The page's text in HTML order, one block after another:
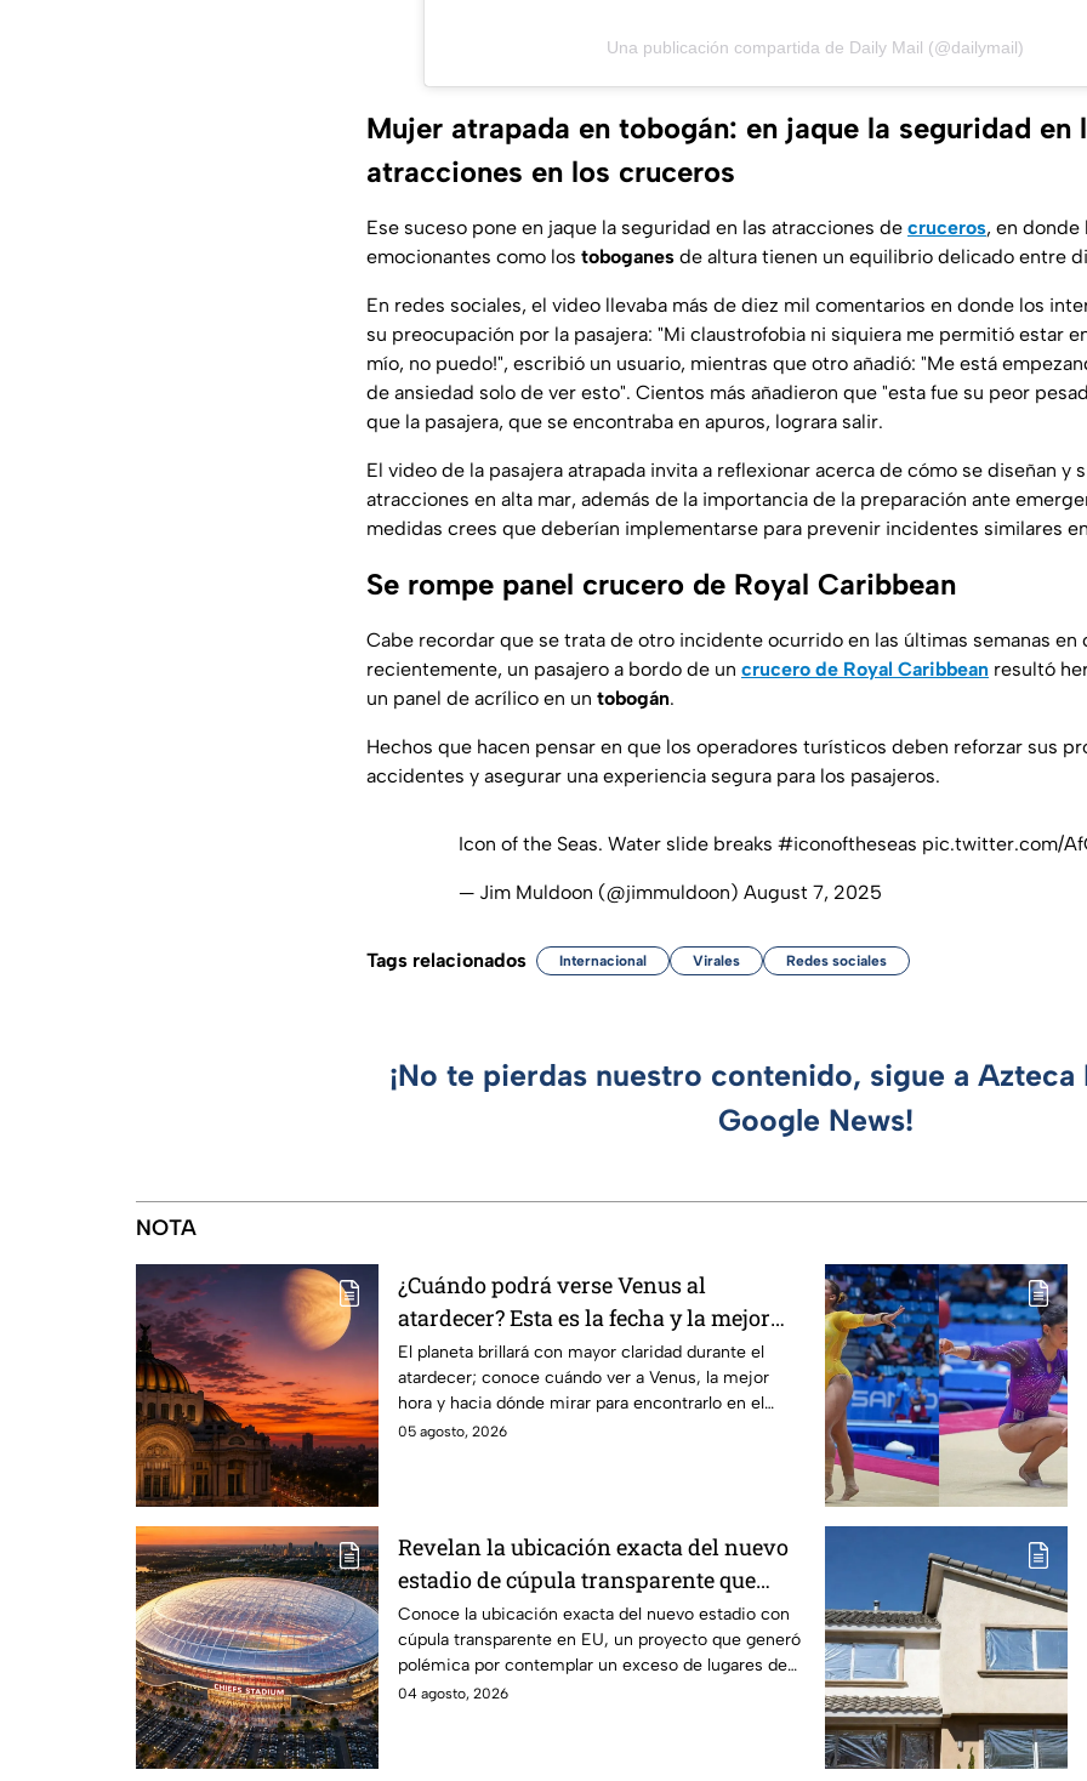
Una publicación compartida de Daily Mail (@dailymail)
Mujer atrapada en tobogán: en jaque la seguridad en
atracciones en los cruceros
Ese suceso pone en jaque la seguridad en las atracciones de cruceros, en donde
emocionantes como los toboganes de altura tienen un equilibrio delicado entre
En redes sociales, el video llevaba más de diez mil comentarios en donde los
su preocupación por la pasajera: "Mi claustrofobia ni siquiera me permitió estar
mío, no puedo!", escribió un usuario, mientras que otro añadió: "Me está
de ansiedad solo de ver esto". Cientos más añadieron que "esta fue su peor
que la pasajera, que se encontraba en apuros, lograra salir.
El video de la pasajera atrapada invita a reflexionar acerca de cómo se diseñan y
atracciones en alta mar, además de la importancia de la preparación ante
medidas crees que deberían implementarse para prevenir incidentes similares
Se rompe panel crucero de Royal Caribbean
Cabe recordar que se trata de otro incidente ocurrido en las últimas semanas en
recientemente, un pasajero a bordo de un crucero de Royal Caribbean resultó
un panel de acrílico en un tobogán.
Hechos que hacen pensar en que los operadores turísticos deben reforzar sus
accidentes y asegurar una experiencia segura para los pasajeros.
Icon of the Seas. Water slide breaks #iconoftheseas pic.twitter.com/
— Jim Muldoon (@jimmuldoon) August 7, 2025
Tags relacionados Internacional Virales Redes sociales
¡No te pierdas nuestro contenido, sigue a
Google News!
NOTA
¿Cuándo podrá verse Venus al
atardecer? Esta es la fecha y la mejor
hora para observarlo
El planeta brillará con mayor claridad durante el
atardecer; conoce cuándo ver a Venus, la mejor
hora y hacia dónde mirar para encontrarlo en el
cielo.
05 agosto, 2026
Revelan la ubicación exacta del nuevo
estadio de cúpula transparente que
generó polémica por tener demasiados
lugares de estacionamiento
Conoce la ubicación exacta del nuevo estadio con
cúpula transparente en EU, un proyecto que generó
polémica por contemplar un exceso de lugares de
estacionamiento.
04 agosto, 2026